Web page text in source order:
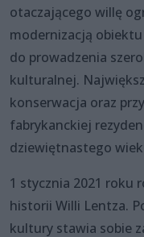
otaczającego willę
modernizacją
do prowadzenia
kulturalnej.
konserwacja oraz
fabrykanckiej
dziewiętnastego
1 stycznia 2021 roku
historii Willi Lentza.
kultury stawia sobie